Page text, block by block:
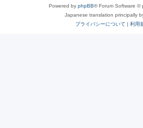
Powered by phpBB® Forum Software ©
Japanese translation principally
プライバシーについて | 利用